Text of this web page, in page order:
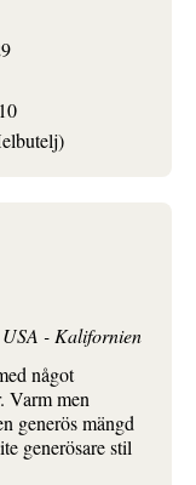
- Kalifornien
något
Varm men
generös mängd
generösare stil